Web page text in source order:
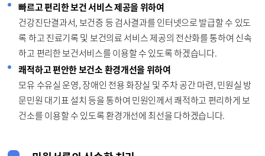
빠르고 편리한 보건 서비스 제공을 위하여
건강진단결과서, 보건증 등 검사결과를 인터넷으로 발급할 수 있도
록 하고 진료기록 및 보건의료 서비스 제공의 전산화를 통하여 신속
하고 편리한 보건서비스를 이용할 수 있도록 하겠습니다.
쾌적하고 편안한 보건소 환경개선을 위하여
모유 수유실 운영, 장애인 전용 화장실 및 주차 공간 마련, 민원실 방
문민원 대기표 설치 등을 통하여 민원인께서 쾌적하고 편리하게 보
건소를 이용할 수 있도록 환경개선에 최선을 다하겠습니다.